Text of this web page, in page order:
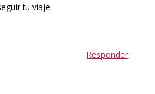
tu viaje.
Responder